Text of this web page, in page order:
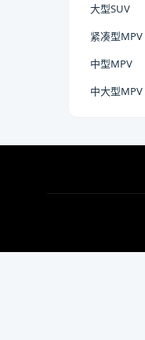
大型SUV
紧凑型MPV
中型MPV
中大型MPV